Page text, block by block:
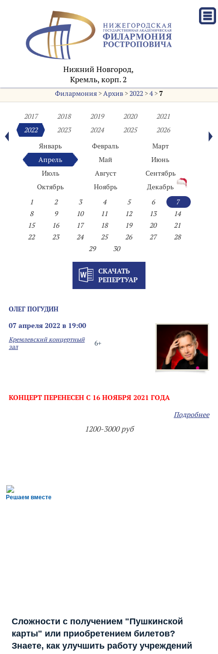
Нижний Новгород,
Кремль, корп. 2
Филармония>Архив>2022>4>7
2017 2018 2019 2020
2021
2022
2023 2024 2025
2026
Январь
Февраль
Март
Апрель
Май
Июнь
Июль
Август
Сентябрь
Октябрь
Ноябрь
Декабрь
1
2 3 4 5 6
7
8
9 10 11 12 13
14
15
16 17 18 19 20
21
22
23 24 25 26 27
28
29
30
СКАЧАТЬ
РЕПЕРТУАР
ОЛЕГ ПОГУДИН
07 апреля 2022 в 19:00
6+
Кремлевский концертный
зал
КОНЦЕРТ ПЕРЕНЕСЕН С 16 НОЯБРЯ 2021 ГОДА
Подробнее
1200-3000 руб
Решаем вместе
Сложности с получением "Пушкинской
карты" или приобретением билетов?
Знаете, как улучшить работу учреждений